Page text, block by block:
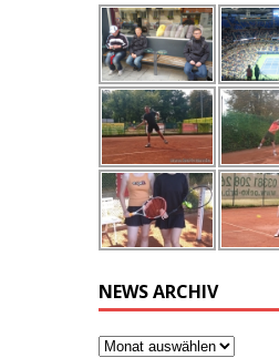
NEWS ARCHIV